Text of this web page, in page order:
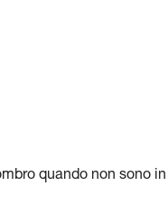
quando non sono in